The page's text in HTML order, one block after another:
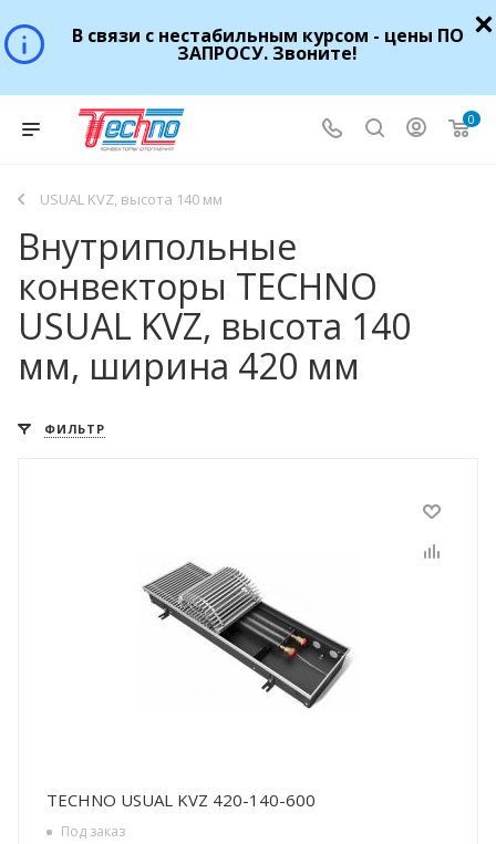
В связи с нестабильным курсом - цены ПО
ЗАПРОСУ. Звоните!
0
USUAL KVZ, высота 140 мм
Внутрипольные
конвекторы TECHNO
USUAL KVZ, высота 140
мм, ширина 420 мм
ФИЛЬТР
TECHNO USUAL KVZ 420-140-600
Под заказ